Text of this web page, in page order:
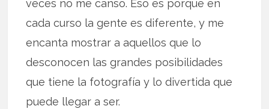
veces no me canso. Eso es porque en
cada curso la gente es diferente, y me
encanta mostrar a aquellos que lo
desconocen las grandes posibilidades
que tiene la fotografía y lo divertida que
puede llegar a ser.